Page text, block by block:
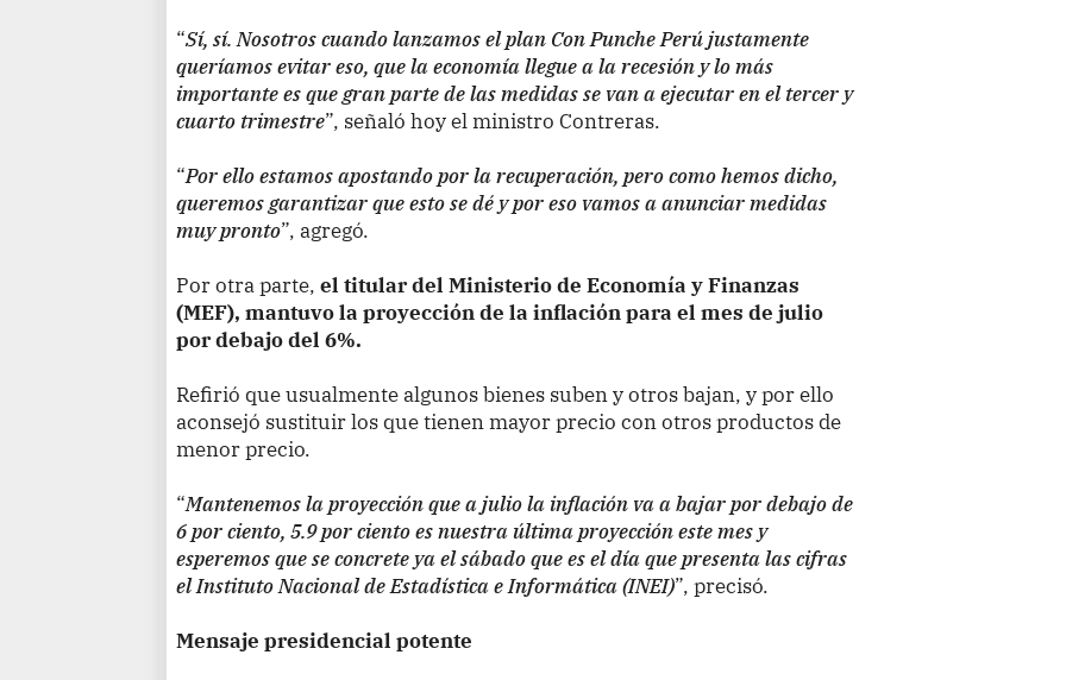
“Sí, sí. Nosotros cuando lanzamos el plan Con Punche Perú justamente
queríamos evitar eso, que la economía llegue a la recesión y lo más
importante es que gran parte de las medidas se van a ejecutar en el tercer y
cuarto trimestre”, señaló hoy el ministro Contreras.
“Por ello estamos apostando por la recuperación, pero como hemos dicho,
queremos garantizar que esto se dé y por eso vamos a anunciar medidas
muy pronto”, agregó.
Por otra parte,el titular del Ministerio de Economía y Finanzas
(MEF), mantuvo la proyección de la inflación para el mes de julio
por debajo del 6%.
Refirió que usualmente algunos bienes suben y otros bajan, y por ello
aconsejó sustituir los que tienen mayor precio con otros productos de
menor precio.
“Mantenemos la proyección que a julio la inflación va a bajar por debajo de
6 por ciento, 5.9 por ciento es nuestra última proyección este mes y
esperemos que se concrete ya el sábado que es el día que presenta las cifras
el Instituto Nacional de Estadística e Informática (INEI)”, precisó.
Mensaje presidencial potente